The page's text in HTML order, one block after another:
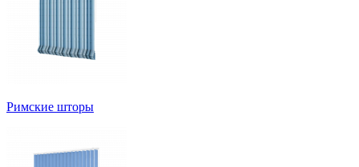
Римские шторы